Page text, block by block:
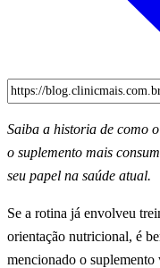
Saiba a historia de como
o suplemento mais
seu papel na saúde atual.
Se a rotina já envolveu
orientação nutricional, é
mencionado o